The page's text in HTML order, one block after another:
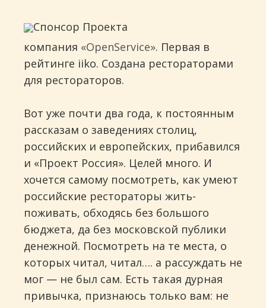
Спонсор Проекта
компания «OpenService». Первая в
рейтинге iiko. Создана рестораторами
для рестораторов.
Вот уже почти два года, к постоянным
рассказам о заведениях столиц,
российских и европейских, прибавился
и «Проект Россия». Целей много. И
хочется самому посмотреть, как умеют
российские рестораторы жить-
поживать, обходясь без большого
бюджета, да без московской публики
денежной. Посмотреть на те места, о
которых читал, читал…. а рассуждать не
мог — не был сам. Есть такая дурная
привычка, признаюсь только вам: не